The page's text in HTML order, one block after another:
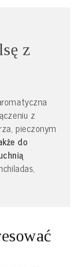
z
z
pieczonym
do